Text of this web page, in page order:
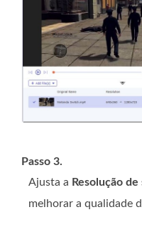
Passo 3.
Ajusta a Resolução de
melhorar a qualidade